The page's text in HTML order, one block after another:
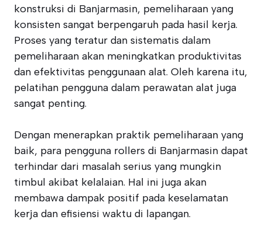
konstruksi di Banjarmasin, pemeliharaan yang
konsisten sangat berpengaruh pada hasil kerja.
Proses yang teratur dan sistematis dalam
pemeliharaan akan meningkatkan produktivitas
dan efektivitas penggunaan alat. Oleh karena itu,
pelatihan pengguna dalam perawatan alat juga
sangat penting.
Dengan menerapkan praktik pemeliharaan yang
baik, para pengguna rollers di Banjarmasin dapat
terhindar dari masalah serius yang mungkin
timbul akibat kelalaian. Hal ini juga akan
membawa dampak positif pada keselamatan
kerja dan efisiensi waktu di lapangan.